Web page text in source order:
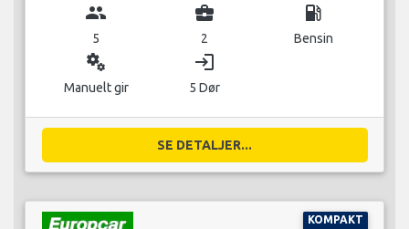
group
5
business_center
2
local_gas_station
Bensin
miscellaneous_services
Manuelt gir
login
5 Dør
SE DETALJER...
KOMPAKT